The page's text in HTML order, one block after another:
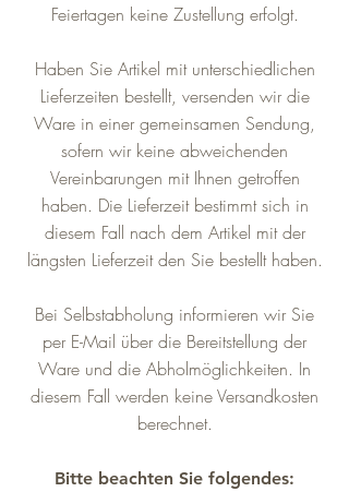
Feiertagen keine Zustellung erfolgt.
Haben Sie Artikel mit unterschiedlichen
Lieferzeiten bestellt, versenden wir die
Ware in einer gemeinsamen Sendung,
sofern wir keine abweichenden
Vereinbarungen mit Ihnen getroffen
haben. Die Lieferzeit bestimmt sich in
diesem Fall nach dem Artikel mit der
längsten Lieferzeit den Sie bestellt haben.
Bei Selbstabholung informieren wir Sie
per E-Mail über die Bereitstellung der
Ware und die Abholmöglichkeiten. In
diesem Fall werden keine Versandkosten
berechnet.
Bitte beachten Sie folgendes: